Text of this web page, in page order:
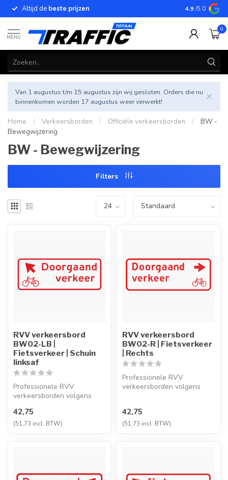
Altijd de beste prijzen Betrouwbare
4.9 /5.0
MENU
0
Van 1 augustus t/m 15 augustus zijn wij gesloten. Orders die nu
binnenkomen worden 17 augustus weer verwerkt!
Home / Verkeersborden / Officiële verkeersborden /
BW -
Bewegwijzering
BW - Bewegwijzering
Filters
RVV verkeersbord
BW02-LB |
Fietsverkeer | Schuin
linksaf
Professionele RVV
verkeersborden volgens
vervaardigd uit hoogwaa...
42,75
(51,73 incl. BTW)
RVV verkeersbord
BW02-R | Fietsverkeer
| Rechts
Professionele RVV
verkeersborden volgens
42,75
(51,73 incl. BTW)